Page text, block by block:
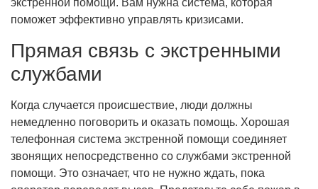
экстренной помощи. Вам нужна система, которая
поможет эффективно управлять кризисами.
Прямая связь с экстренными
службами
Когда случается происшествие, люди должны
немедленно поговорить и оказать помощь. Хорошая
телефонная система экстренной помощи соединяет
звонящих непосредственно со службами экстренной
помощи. Это означает, что не нужно ждать, пока